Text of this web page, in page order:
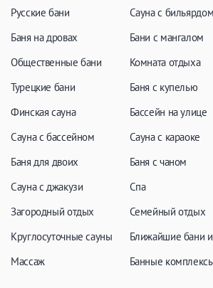
Бассейн
Развлечения
Бильярд
Кальян
Мангал/ барбекю
Со
Русские бани
Баня на дровах
Общественные бани
Турецкие бани
Финская сауна
Сауна с бассейном
Баня для двоих
Сауна с джакузи
Загородный отдых
Круглосуточные сауны
Массаж
Сауна с бильярдом
Бани с мангалом
Комната отдыха
Баня с купелью
Бассейн на улице
Сауна с караоке
Баня с чаном
Спа
Семейный отдых
Ближайшие бани
Банные